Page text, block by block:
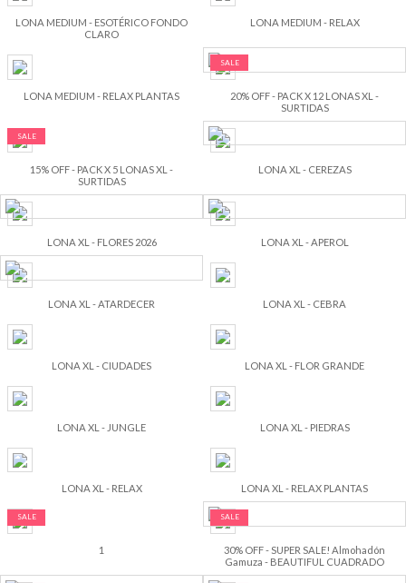
LONA MEDIUM - ESOTÉRICO FONDO
CLARO
LONA MEDIUM - RELAX
LONA MEDIUM - RELAX PLANTAS
SALE
20% OFF - PACK X 12 LONAS XL -
SURTIDAS
SALE
15% OFF - PACK X 5 LONAS XL -
SURTIDAS
LONA XL - CEREZAS
LONA XL - FLORES 2026 LONA XL - APEROL
LONA XL - ATARDECER LONA XL - CEBRA
LONA XL - CIUDADES LONA XL - FLOR GRANDE
LONA XL - JUNGLE LONA XL - PIEDRAS
LONA XL - RELAX LONA XL - RELAX PLANTAS
SALE
1
SALE
30% OFF - SUPER SALE! Almohadón
Gamuza - BEAUTIFUL CUADRADO